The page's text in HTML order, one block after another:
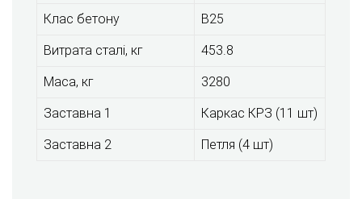
Клас бетону B25
Витрата сталі, кг 453.8
Маса, кг 3280
Заставна 1 Каркас КРЗ (11 шт)
Заставна 2 Петля (4 шт)